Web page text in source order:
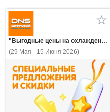
"Выгодные цены на охлаждение DEEPCOOL !"
(29 Мая - 15 Июня 2026)